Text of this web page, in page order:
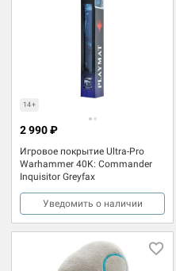
14+
Игровое покрытие Ultra-Pro
Warhammer 40K: Commander
Inquisitor Greyfax
2 990 ₽
Уведомить о наличии